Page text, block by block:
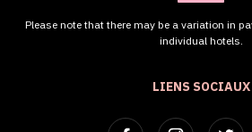
LIENS SOCIAUX
Please note that there may be a variation in
individual hotels.